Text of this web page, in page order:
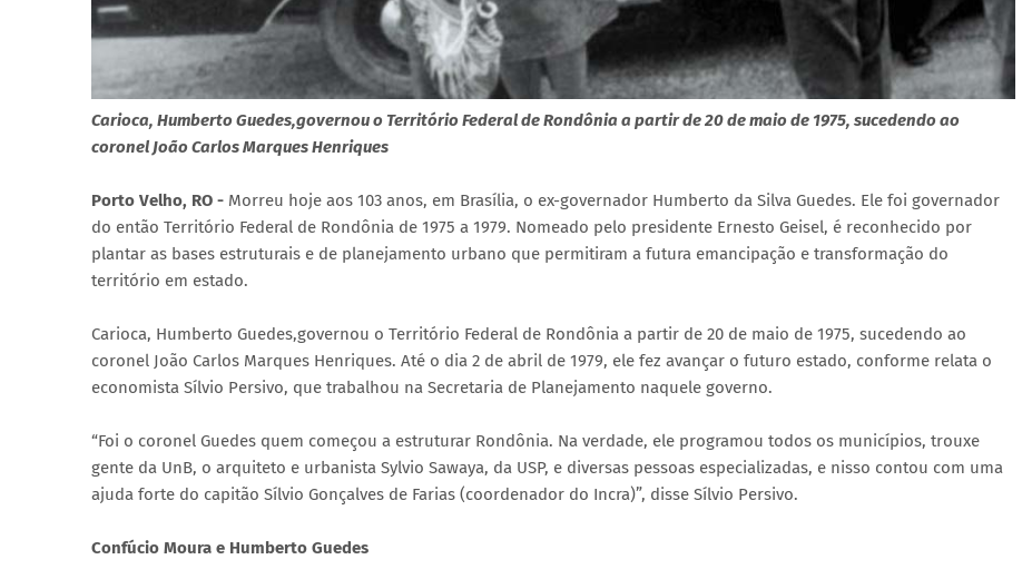
Carioca, Humberto Guedes,governou o Território Federal de Rondônia a partir de 20 de maio de 1975, sucedendo ao
coronel João Carlos Marques Henriques
Porto Velho, RO - Morreu hoje aos 103 anos, em Brasília, o ex-governador Humberto da Silva Guedes. Ele foi governador
do então Território Federal de Rondônia de 1975 a 1979. Nomeado pelo presidente Ernesto Geisel, é reconhecido por
plantar as bases estruturais e de planejamento urbano que permitiram a futura emancipação e transformação do
território em estado.
Carioca, Humberto Guedes,governou o Território Federal de Rondônia a partir de 20 de maio de 1975, sucedendo ao
coronel João Carlos Marques Henriques. Até o dia 2 de abril de 1979, ele fez avançar o futuro estado, conforme relata o
economista Sílvio Persivo, que trabalhou na Secretaria de Planejamento naquele governo.
“Foi o coronel Guedes quem começou a estruturar Rondônia. Na verdade, ele programou todos os municípios, trouxe
gente da UnB, o arquiteto e urbanista Sylvio Sawaya, da USP, e diversas pessoas especializadas, e nisso contou com uma
ajuda forte do capitão Sílvio Gonçalves de Farias (coordenador do Incra)”, disse Sílvio Persivo.
Confúcio Moura e Humberto Guedes